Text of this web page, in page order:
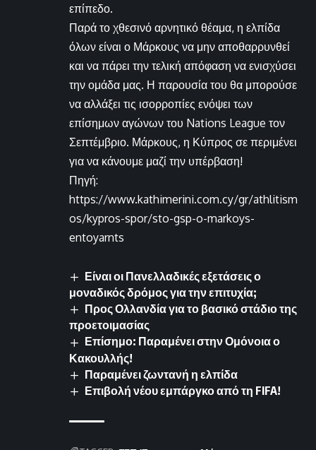
επίπεδο.
Παρά το χθεσινό αρνητικό θέαμα, η ελπίδα
όλων είναι ο Μάρκους να μην αποθαρρυνθεί
και να πάρει την τελική απόφαση να ενισχύσει
την ομάδα μας. Η παρουσία του θα μπορούσε
να αλλάξει τις ισορροπίες ενόψει των
επίσημων αγώνων του Nations League τον
Σεπτέμβριο. Μάρκους, η Κύπρος σε περιμένει
για να κάνουμε μαζί την υπέρβαση!
Πηγή:
https://www.kathimerini.com.cy/gr/athlitism
os/kypros-spor/sto-gsp-o-markoys-
entoyarnts
Είναι οι Πανελλαδικές εξετάσεις ο
μοναδικός δρόμος για την επιτυχία;
Προς Ολλανδία για το βασικό στάδιο της
προετοιμασίας
Επίσημο: Παραμένει στην Ομόνοια ο
Κακουλλής!
Παραμένει ζωντανή η ελπίδα
Επιβολή νέου εμπάργκο από τη FIFA!